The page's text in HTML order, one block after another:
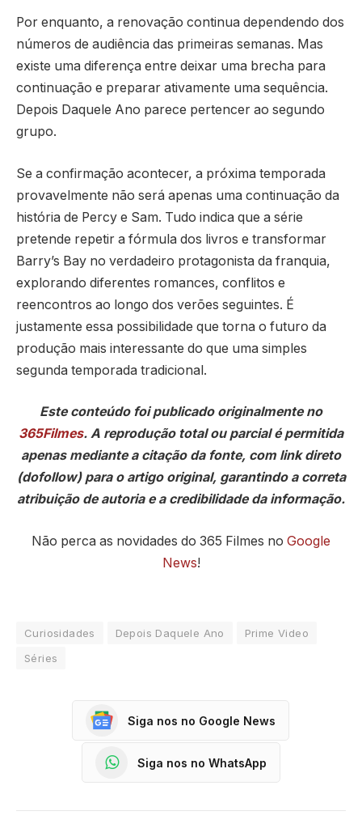
Por enquanto, a renovação continua dependendo dos
números de audiência das primeiras semanas. Mas
existe uma diferença entre deixar uma brecha para
continuação e preparar ativamente uma sequência.
Depois Daquele Ano parece pertencer ao segundo
grupo.
Se a confirmação acontecer, a próxima temporada
provavelmente não será apenas uma continuação da
história de Percy e Sam. Tudo indica que a série
pretende repetir a fórmula dos livros e transformar
Barry’s Bay no verdadeiro protagonista da franquia,
explorando diferentes romances, conflitos e
reencontros ao longo dos verões seguintes. É
justamente essa possibilidade que torna o futuro da
produção mais interessante do que uma simples
segunda temporada tradicional.
Este conteúdo foi publicado originalmente no
365Filmes. A reprodução total ou parcial é permitida
apenas mediante a citação da fonte, com link direto
(dofollow) para o artigo original, garantindo a correta
atribuição de autoria e a credibilidade da informação.
Não perca as novidades do 365 Filmes no Google
News!
Curiosidades Depois Daquele Ano
Prime Video
Séries
Siga nos no Google News
Siga nos no WhatsApp